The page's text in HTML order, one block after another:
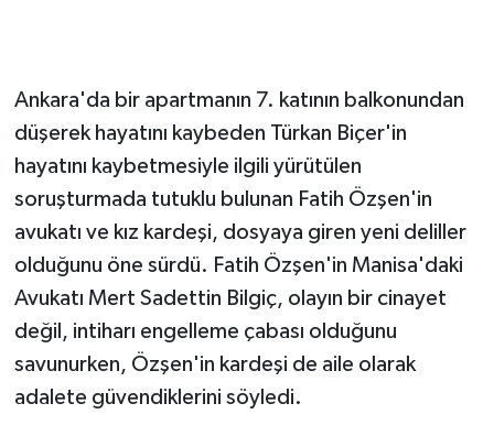
Ankara'da bir apartmanın 7. katının balkonundan
düşerek hayatını kaybeden Türkan Biçer'in
hayatını kaybetmesiyle ilgili yürütülen
soruşturmada tutuklu bulunan Fatih Özşen'in
avukatı ve kız kardeşi, dosyaya giren yeni deliller
olduğunu öne sürdü. Fatih Özşen'in Manisa'daki
Avukatı Mert Sadettin Bilgiç, olayın bir cinayet
değil, intiharı engelleme çabası olduğunu
savunurken, Özşen'in kardeşi de aile olarak
adalete güvendiklerini söyledi.
HABERDE İNSAN
İş Dünyası
Jandarma
Kadın
KÜLTÜR SANAT